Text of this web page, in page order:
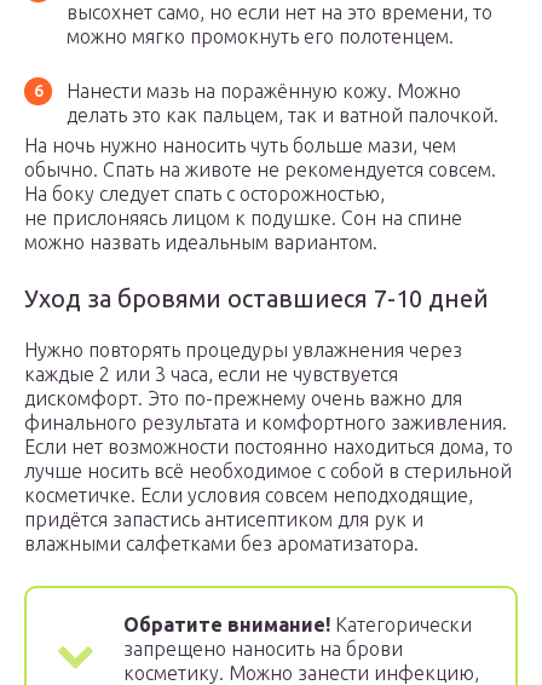
высохнет само, но если нет на это времени, то
можно мягко промокнуть его полотенцем.
Нанести мазь на поражённую кожу. Можно
делать это как пальцем, так и ватной палочкой.
На ночь нужно наносить чуть больше мази, чем
обычно. Спать на животе не рекомендуется совсем.
На боку следует спать с осторожностью,
не прислоняясь лицом к подушке. Сон на спине
можно назвать идеальным вариантом.
Уход за бровями оставшиеся 7-10 дней
Нужно повторять процедуры увлажнения через
каждые 2 или 3 часа, если не чувствуется
дискомфорт. Это по-прежнему очень важно для
финального результата и комфортного заживления.
Если нет возможности постоянно находиться дома, то
лучше носить всё необходимое с собой в стерильной
косметичке. Если условия совсем неподходящие,
придётся запастись антисептиком для рук и
влажными салфетками без ароматизатора.
Обратите внимание! Категорически
запрещено наносить на брови
косметику. Можно занести инфекцию,